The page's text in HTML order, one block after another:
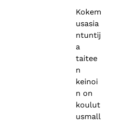
Kokem
usasia
ntuntij
a
taitee
n
keinoi
n on
koulut
usmall